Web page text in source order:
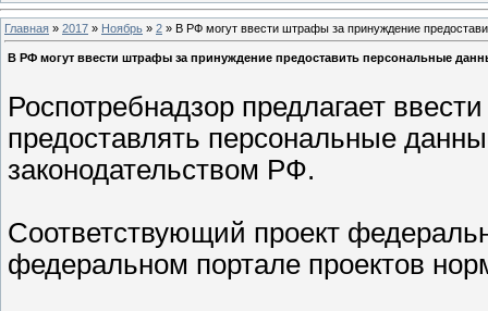
Главная » 2017 » Ноябрь » 2 » В РФ могут ввести штрафы за принуждение
В РФ могут ввести штрафы за принуждение предоставить персональные
Роспотребнадзор предлагает
предоставлять персональные
законодательством РФ.
Соответствующий проект
федеральном портале проектов